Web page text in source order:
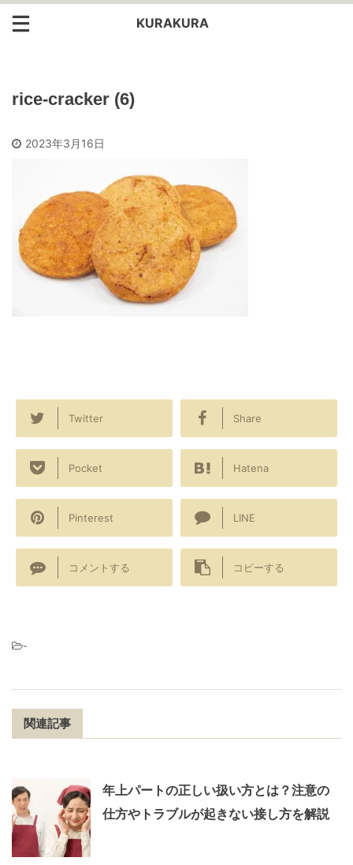
KURAKURA
rice-cracker (6)
2023年3月16日
Twitter Share
Pocket Hatena
Pinterest LINE
コメントする コピーする
-
関連記事
年上パートの正しい扱い方とは？注意の
仕方やトラブルが起きない接し方を解説